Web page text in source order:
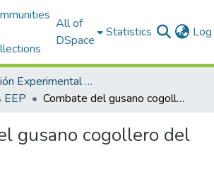
All of
DSpace
Statistics
3.- Estación Experimental Portoviejo
EEP
Combate del gusano cogollero del maní
gusano cogollero del